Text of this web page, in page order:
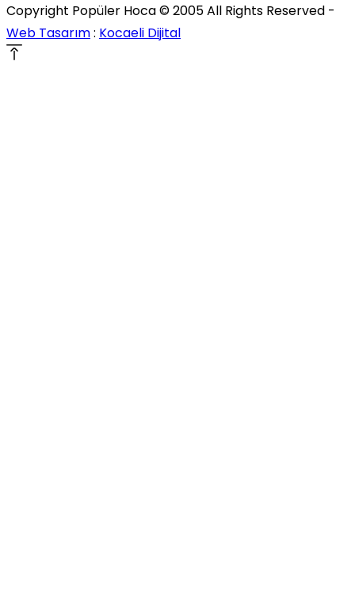
Copyright Popüler Hoca © 2005 All Rights Reserved -
Web Tasarım: Kocaeli Dijital